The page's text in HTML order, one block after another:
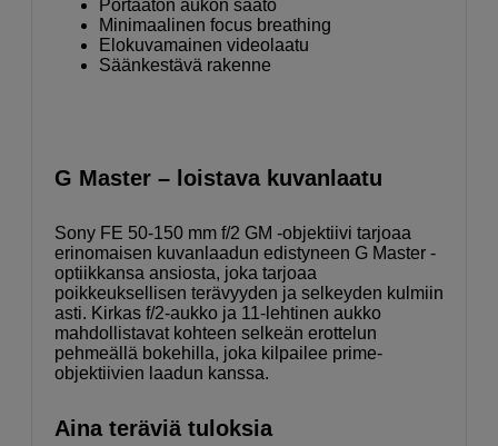
Portaaton aukon säätö
Minimaalinen focus breathing
Elokuvamainen videolaatu
Säänkestävä rakenne
G Master – loistava kuvanlaatu
Sony FE 50-150 mm f/2 GM -objektiivi tarjoaa
erinomaisen kuvanlaadun edistyneen G Master -
optiikkansa ansiosta, joka tarjoaa
poikkeuksellisen terävyyden ja selkeyden kulmiin
asti. Kirkas f/2-aukko ja 11-lehtinen aukko
mahdollistavat kohteen selkeän erottelun
pehmeällä bokehilla, joka kilpailee prime-
objektiivien laadun kanssa.
Aina teräviä tuloksia